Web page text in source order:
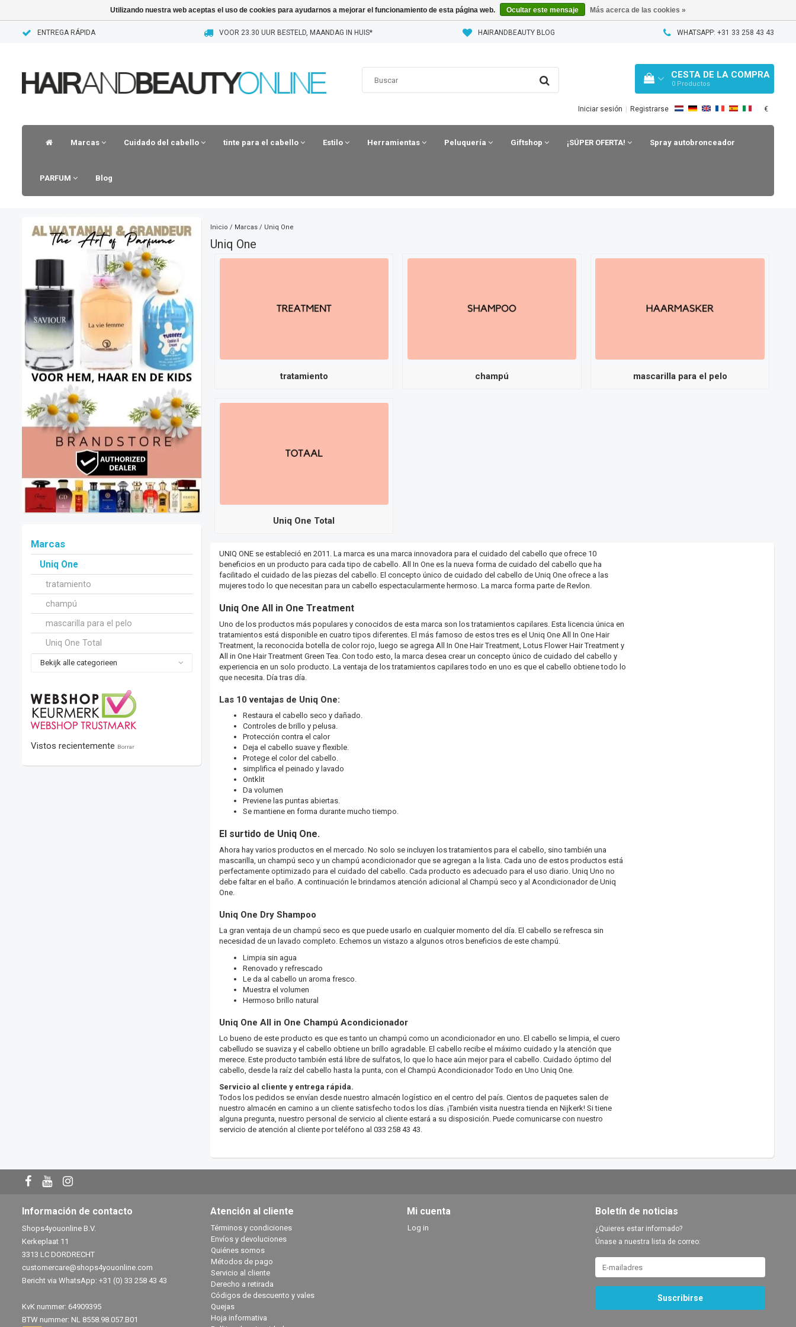
ENTREGA RÁPIDA VOOR 23.30 UUR BESTELD, MAANDAG IN HUIS* HAIRANDBEAUTY BLOG WHATSAPP: +31 33 258 43 43
CESTA DE LA COMPRA
0 Productos
Iniciar sesión Registrarse €
Marcas Cuidado del cabello tinte para el cabello Estilo Herramientas Peluquería Giftshop ¡SÚPER OFERTA! Spray autobronceador
PARFUM Blog
Marcas
Uniq One
tratamiento
champú
mascarilla para el pelo
Uniq One Total
Bekijk alle categorieen
Vistos recientemente Borrar
Inicio / Marcas/ Uniq One
Uniq One
tratamiento champú mascarilla para el pelo
Uniq One Total
UNIQ ONE se estableció en 2011. La marca es una marca innovadora para el cuidado del cabello que ofrece 10
beneficios en un producto para cada tipo de cabello. All In One es la nueva forma de cuidado del cabello que ha
facilitado el cuidado de las piezas del cabello. El concepto único de cuidado del cabello de Uniq One ofrece a las
mujeres todo lo que necesitan para un cabello espectacularmente hermoso. La marca forma parte de Revlon.
Uniq One All in One Treatment
Uno de los productos más populares y conocidos de esta marca son los tratamientos capilares. Esta licencia única en
tratamientos está disponible en cuatro tipos diferentes. El más famoso de estos tres es el Uniq One All In One Hair
Treatment, la reconocida botella de color rojo, luego se agrega All In One Hair Treatment, Lotus Flower Hair Treatment y
All in One Hair Treatment Green Tea. Con todo esto, la marca desea crear un concepto único de cuidado del cabello y
experiencia en un solo producto. La ventaja de los tratamientos capilares todo en uno es que el cabello obtiene todo lo
que necesita. Día tras día.
Las 10 ventajas de Uniq One:
Restaura el cabello seco y dañado.
Controles de brillo y pelusa.
Protección contra el calor
Deja el cabello suave y flexible.
Protege el color del cabello.
simplifica el peinado y lavado
Ontklit
Da volumen
Previene las puntas abiertas.
Se mantiene en forma durante mucho tiempo.
El surtido de Uniq One.
Ahora hay varios productos en el mercado. No solo se incluyen los tratamientos para el cabello, sino también una
mascarilla, un champú seco y un champú acondicionador que se agregan a la lista. Cada uno de estos productos está
perfectamente optimizado para el cuidado del cabello. Cada producto es adecuado para el uso diario. Uniq Uno no
debe faltar en el baño. A continuación le brindamos atención adicional al Champú seco y al Acondicionador de Uniq
One.
Uniq One Dry Shampoo
La gran ventaja de un champú seco es que puede usarlo en cualquier momento del día. El cabello se refresca sin
necesidad de un lavado completo. Echemos un vistazo a algunos otros beneficios de este champú.
Limpia sin agua
Renovado y refrescado
Le da al cabello un aroma fresco.
Muestra el volumen
Hermoso brillo natural
Uniq One All in One Champú Acondicionador
Lo bueno de este producto es que es tanto un champú como un acondicionador en uno. El cabello se limpia, el cuero
cabelludo se suaviza y el cabello obtiene un brillo agradable. El cabello recibe el máximo cuidado y la atención que
merece. Este producto también está libre de sulfatos, lo que lo hace aún mejor para el cabello. Cuidado óptimo del
cabello, desde la raíz del cabello hasta la punta, con el Champú Acondicionador Todo en Uno Uniq One.
Servicio al cliente y entrega rápida.
Todos los pedidos se envían desde nuestro almacén logístico en el centro del país. Cientos de paquetes salen de
nuestro almacén en camino a un cliente satisfecho todos los días. ¡También visita nuestra tienda en Nijkerk! Si tiene
alguna pregunta, nuestro personal de servicio al cliente estará a su disposición. Puede comunicarse con nuestro
servicio de atención al cliente por teléfono al 033 258 43 43.
Información de contacto
Shops4youonline B.V.
Kerkeplaat 11
3313 LC DORDRECHT
customercare@shops4youonline.com
Bericht via WhatsApp: +31 (0) 33 258 43 43
KvK nummer: 64909395
BTW nummer: NL 8558.98.057.B01
Atención al cliente
Términos y condiciones
Envíos y devoluciones
Quiénes somos
Métodos de pago
Servicio al cliente
Derecho a retirada
Códigos de descuento y vales
Quejas
Hoja informativa
Mi cuenta
Log in
Boletín de noticias
¿Quieres estar informado?
Únase a nuestra lista de correo:
Suscribirse
Utilizando nuestra web aceptas el uso de cookies para ayudarnos a mejorar el funcionamiento de esta página web. Ocultar este mensaje Más acerca de las cookies »